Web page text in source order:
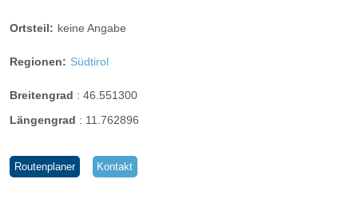
Ortsteil: keine Angabe
Regionen: Südtirol
Breitengrad : 46.551300
Längengrad : 11.762896
Routenplaner Kontakt